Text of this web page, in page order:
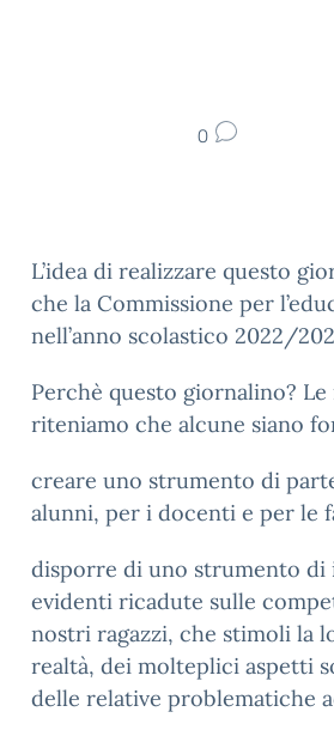
0
L’idea di realizzare questo
che la Commissione per
nell’anno scolastico 2022/
Perchè questo giornalino?
riteniamo che alcune siano
creare uno strumento di
alunni, per i docenti e per le
disporre di uno strumento
evidenti ricadute sulle
nostri ragazzi, che stimoli la
realtà, dei molteplici aspetti
delle relative problematiche